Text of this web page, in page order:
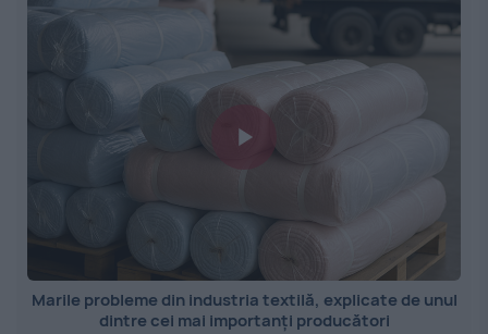
Marile probleme din industria textilă, explicate de unul
dintre cei mai importanți producători